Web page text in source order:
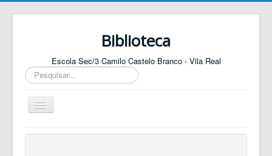
Biblioteca
Escola Sec/3 Camilo Castelo Branco - Vila Real
Pesquisar...
Ativar/Desativar
navegação
entrada